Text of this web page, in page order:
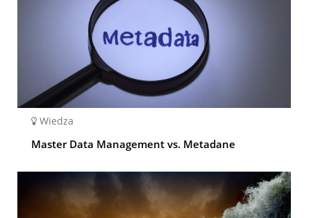
Wiedza
Master Data Management vs. Metadane